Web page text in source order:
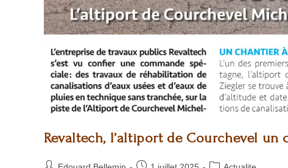
Revaltech, l’altiport de Courchevel un